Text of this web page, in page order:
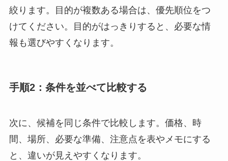
絞ります。目的が複数ある場合は、優先順位をつ
けてください。目的がはっきりすると、必要な情
報も選びやすくなります。
手順2：条件を並べて比較する
次に、候補を同じ条件で比較します。価格、時
間、場所、必要な準備、注意点を表やメモにする
と、違いが見えやすくなります。